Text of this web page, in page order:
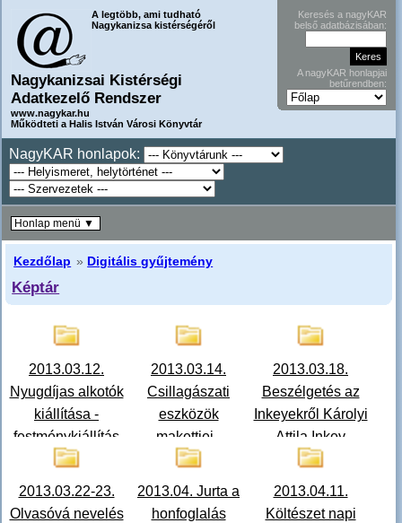
A legtöbb, ami tudható
Nagykanizsa kistérségéről
Nagykanizsai Kistérségi
Adatkezelő Rendszer
www.nagykar.hu
Működteti a Halis István Városi Könyvtár
Keresés a nagyKAR
belső adatbázisában:
A nagyKAR honlapjai
betűrendben:
NagyKAR honlapok:
Kezdőlap » Digitális gyűjtemény
Képtár
2013.03.12.
Nyugdíjas alkotók
kiállítása -
festménykiállítás
megnyitó
2013.03.14.
Csillagászati
eszközök
makettjei -
bemutató
2013.03.18.
Beszélgetés az
Inkeyekről Károlyi
Attila Inkey
breviariumának
újabb kiadása
kapcsán
2013.03.22-23.
Olvasóvá nevelés
2013.04. Jurta a
honfoglalás
2013.04.11.
Költészet napi
Honlap menü ▼